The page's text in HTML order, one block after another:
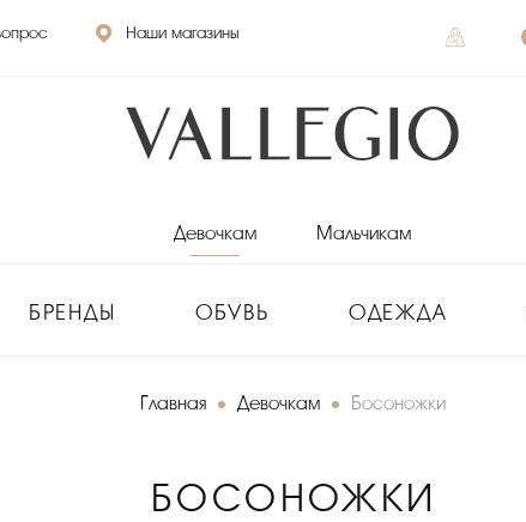
Наши магазины
Девочкам Мальчикам
БРЕНДЫ ОБУВЬ ОДЕЖДА
Главная Девочкам Босоножки
БОСОНОЖКИ